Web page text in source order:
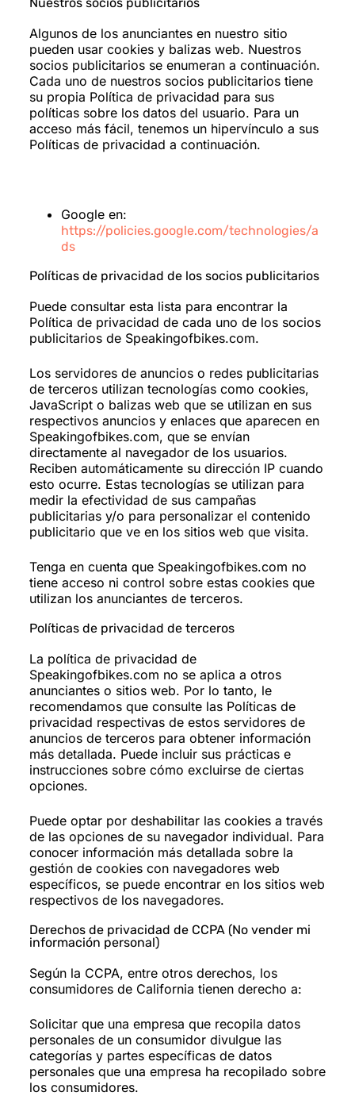
Algunos de los anunciantes en nuestro sitio
pueden usar cookies y balizas web. Nuestros
socios publicitarios se enumeran a continuación.
Cada uno de nuestros socios publicitarios tiene
su propia Política de privacidad para sus
políticas sobre los datos del usuario. Para un
acceso más fácil, tenemos un hipervínculo a sus
Políticas de privacidad a continuación.
Google en:
https://policies.google.com/technologies/a
ds
Políticas de privacidad de los socios publicitarios
Puede consultar esta lista para encontrar la
Política de privacidad de cada uno de los socios
publicitarios de Speakingofbikes.com.
Los servidores de anuncios o redes publicitarias
de terceros utilizan tecnologías como cookies,
JavaScript o balizas web que se utilizan en sus
respectivos anuncios y enlaces que aparecen en
Speakingofbikes.com, que se envían
directamente al navegador de los usuarios.
Reciben automáticamente su dirección IP cuando
esto ocurre. Estas tecnologías se utilizan para
medir la efectividad de sus campañas
publicitarias y/o para personalizar el contenido
publicitario que ve en los sitios web que visita.
Tenga en cuenta que Speakingofbikes.com no
tiene acceso ni control sobre estas cookies que
utilizan los anunciantes de terceros.
Políticas de privacidad de terceros
La política de privacidad de
Speakingofbikes.com no se aplica a otros
anunciantes o sitios web. Por lo tanto, le
recomendamos que consulte las Políticas de
privacidad respectivas de estos servidores de
anuncios de terceros para obtener información
más detallada. Puede incluir sus prácticas e
instrucciones sobre cómo excluirse de ciertas
opciones.
Puede optar por deshabilitar las cookies a través
de las opciones de su navegador individual. Para
conocer información más detallada sobre la
gestión de cookies con navegadores web
específicos, se puede encontrar en los sitios web
respectivos de los navegadores.
Derechos de privacidad de CCPA (No vender mi
información personal)
Según la CCPA, entre otros derechos, los
consumidores de California tienen derecho a:
Solicitar que una empresa que recopila datos
personales de un consumidor divulgue las
categorías y partes específicas de datos
personales que una empresa ha recopilado sobre
los consumidores.